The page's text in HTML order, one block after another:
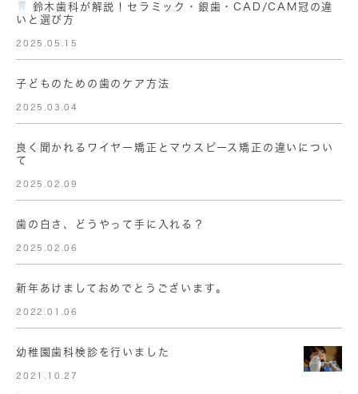
鈴木歯科が解説！セラミック・銀歯・CAD/CAM冠の違
いと選び方
2025.05.15
子どものための歯のケア方法
2025.03.04
良く聞かれるワイヤー矯正とマウスピース矯正の違いについ
て
2025.02.09
歯の白さ、どうやって手に入れる？
2025.02.06
新年あけましておめでとうございます。
2022.01.06
幼稚園歯科検診を行いました
2021.10.27